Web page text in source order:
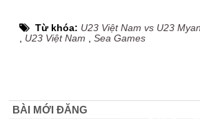
Từ khóa: U23 Việt Nam vs U23
U23 Việt Nam ,Sea Games
BÀI MỚI ĐĂNG